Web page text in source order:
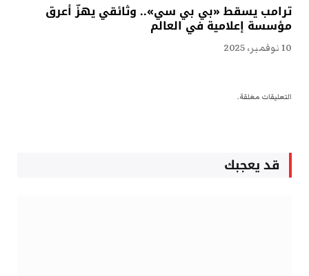
ترامب يسقط «بي بي سي».. وثائقي يهزّ أعرق
مؤسسة إعلامية في العالم
10 نوفمبر، 2025
التعليقات مغلقة.
قد يعجبك